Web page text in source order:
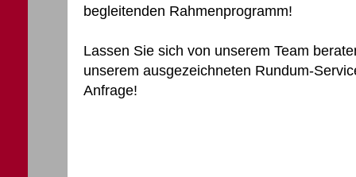
begleitenden Rahmenprogramm!
Lassen Sie sich von unserem Team
unserem ausgezeichneten Rundum-
Anfrage!